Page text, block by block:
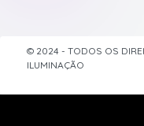
© 2024 - TODOS OS
ILUMINAÇÃO